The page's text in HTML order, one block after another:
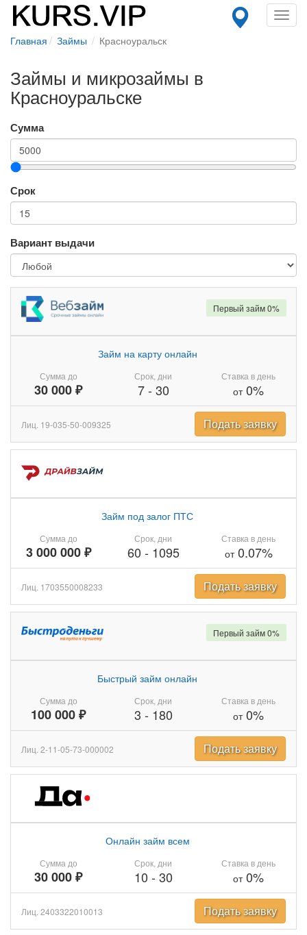
Главная Займы Красноуральск
Займы и микрозаймы в
Красноуральске
Сумма
Срок
Вариант выдачи
Сумма до
30 000 ₽
Займ на карту онлайн
Срок, дни
7- 30
Ставка в день
от0%
Первый займ 0%
Лиц. 19-035-50-009325 Подать заявку
Сумма до
3 000 000 ₽
Займ под залог ПТС
Срок, дни
60 - 1095
Ставка в день
от0.07%
Лиц. 1703550008233 Подать заявку
Сумма до
100 000 ₽
Быстрый займ онлайн
Срок, дни
3 - 180
Ставка в день
от0%
Первый займ 0%
Лиц. 2-11-05-73-000002 Подать заявку
Сумма до
30 000 ₽
Онлайн займ всем
Срок, дни
10 - 30
Ставка в день
от0%
Лиц. 2403322010013 Подать заявку